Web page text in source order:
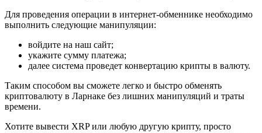
Для проведения операции в интернет-обменнике необходимо
выполнить следующие манипуляции:
войдите на наш сайт;
укажите сумму платежа;
далее система проведет конвертацию крипты в валюту.
Таким способом вы сможете легко и быстро обменять
криптовалюту в Ларнаке без лишних манипуляций и траты
времени.
Хотите вывести XRP или любую другую крипту, просто